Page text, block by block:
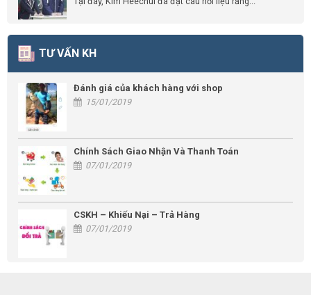
TƯ VẤN KH
Đánh giá của khách hàng với shop
15/01/2019
Chính Sách Giao Nhận Và Thanh Toán
07/01/2019
CSKH – Khiếu Nại – Trả Hàng
07/01/2019